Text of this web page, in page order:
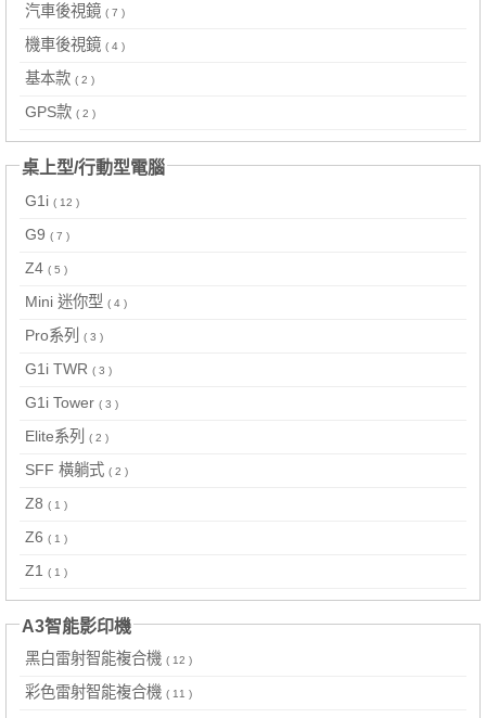
汽車後視鏡 ( 7 )
機車後視鏡 ( 4 )
基本款 ( 2 )
GPS款 ( 2 )
桌上型/行動型電腦
G1i ( 12 )
G9 ( 7 )
Z4 ( 5 )
Mini 迷你型 ( 4 )
Pro系列 ( 3 )
G1i TWR ( 3 )
G1i Tower ( 3 )
Elite系列 ( 2 )
SFF 橫躺式 ( 2 )
Z8 ( 1 )
Z6 ( 1 )
Z1 ( 1 )
A3智能影印機
黑白雷射智能複合機 ( 12 )
彩色雷射智能複合機 ( 11 )